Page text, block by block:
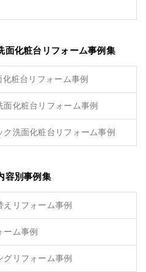
面化粧台リフォーム事例集
粧台リフォーム事例
化粧台リフォーム事例
洗面化粧台リフォーム事例
容別事例集
リフォーム事例
ーム事例
リフォーム事例